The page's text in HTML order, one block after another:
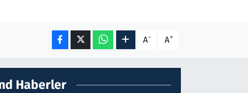
A- A+
Haberler